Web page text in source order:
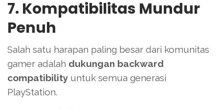
7. Kompatibilitas Mundur
Penuh
Salah satu harapan paling besar dari komunitas
gamer adalah dukungan backward
compatibility untuk semua generasi
PlayStation.